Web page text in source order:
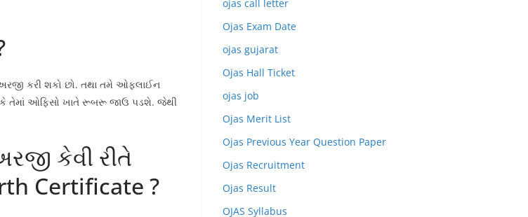
કરી શકો છો. તથા તમે ઓફ્લાઈન
તેમાં ઓફિસો ખાતે રૂબરૂ જાઉ પડશે. જેથી
કેવી રીતે
Certificate ?
ojas call letter
Ojas Exam Date
ojas gujarat
Ojas Hall Ticket
ojas job
Ojas Merit List
Ojas Previous Year Question Paper
Ojas Recruitment
Ojas Result
OJAS Syllabus